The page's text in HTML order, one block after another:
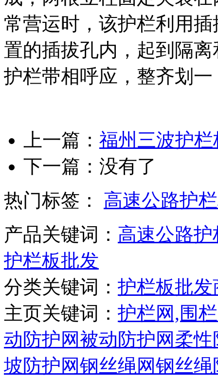
常营运时，该护栏利用
置的插拔孔内，起到隔
护栏带相呼应，整齐划
上一篇： 福州三波护栏
下一篇：没有了
热门标签：
高速公路护
产品关键词： 高速公路护
护栏板批发
分类关键词： 护栏板批发
主页关键词： 护栏网,围
动防护网被动防护网柔性
坡防护网钢丝绳网钢丝绳